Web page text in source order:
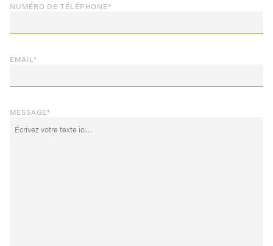
NUMÉRO DE TÉLÉPHONE*
EMAIL*
MESSAGE*